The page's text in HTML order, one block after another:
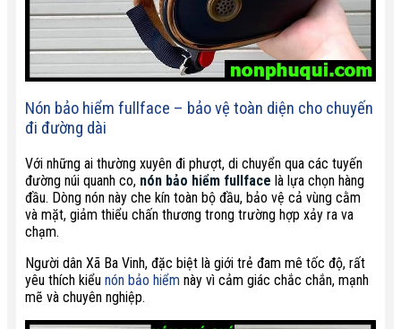
Nón bảo hiểm fullface – bảo vệ toàn diện cho chuyến
đi đường dài
Với những ai thường xuyên đi phượt, di chuyển qua các tuyến
đường núi quanh co, nón bảo hiểm fullface là lựa chọn hàng
đầu. Dòng nón này che kín toàn bộ đầu, bảo vệ cả vùng cằm
và mặt, giảm thiểu chấn thương trong trường hợp xảy ra va
chạm.
Người dân Xã Ba Vinh, đặc biệt là giới trẻ đam mê tốc độ, rất
yêu thích kiểu nón bảo hiểm này vì cảm giác chắc chắn, mạnh
mẽ và chuyên nghiệp.